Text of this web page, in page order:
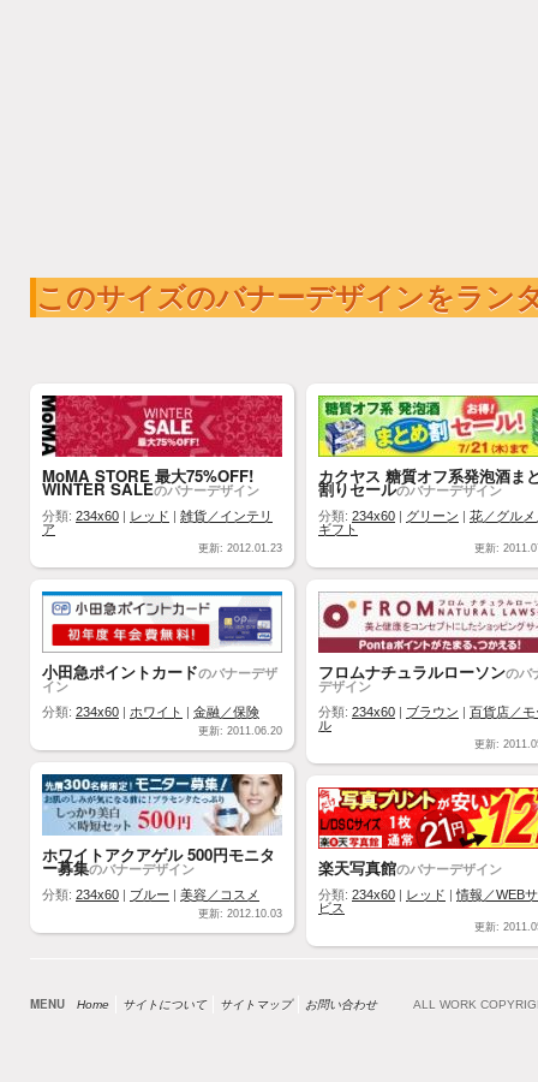
このサイズのバナーデザインをラン
MoMA STORE 最大75%OFF!
WINTER SALEのバナーデザイン
分類: 234x60 レッド
雑貨／インテリ
ア
更新: 2012.01.23
カクヤス 糖質オフ系発泡酒ま
割りセールのバナーデザイン
分類: 234x60 グリーン
花／グルメ
ギフト
更新:
小田急ポイントカードのバナーデザ
イン
分類: 234x60 ホワイト 金融／保険
更新: 2011.06.20
フロムナチュラルローソンのバ
デザイン
分類: 234x60 ブラウン
百貨店／モ
ル
更新:
ホワイトアクアゲル 500円モニタ
ー募集のバナーデザイン
分類: 234x60 ブルー 美容／コスメ
更新: 2012.10.03
楽天写真館のバナーデザイン
分類: 234x60 レッド |情報／WEB
ビス
更新:
MENU Home サイトについて サイトマップ お問い合わせ ALL WORK